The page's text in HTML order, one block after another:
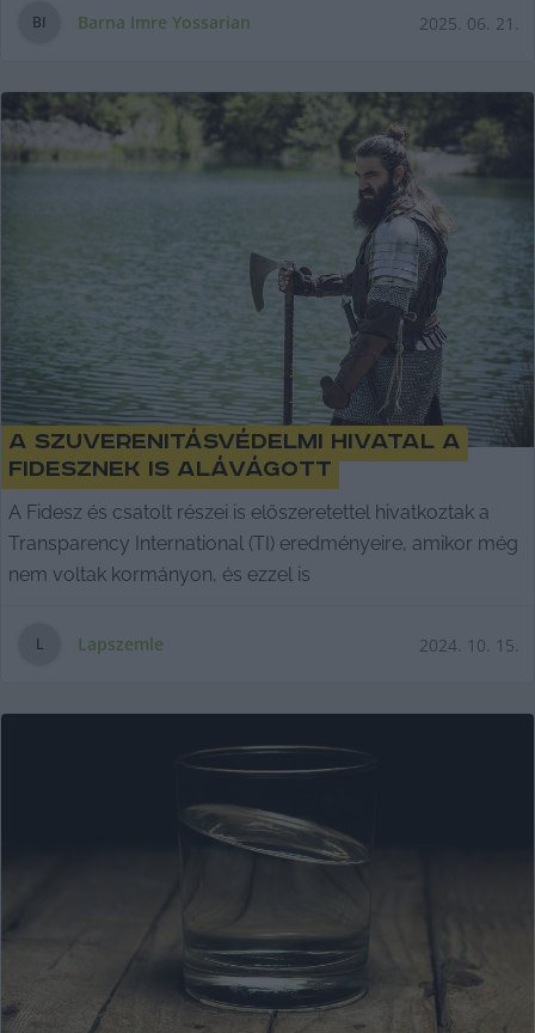
BI Barna Imre Yossarian 2025. 06. 21.
A Szuverenitásvédelmi Hivatal a
Fidesznek is alávágott
A Fidesz és csatolt részei is előszeretettel hivatkoztak a
Transparency International (TI) eredményeire, amikor még
nem voltak kormányon, és ezzel is
L Lapszemle 2024. 10. 15.